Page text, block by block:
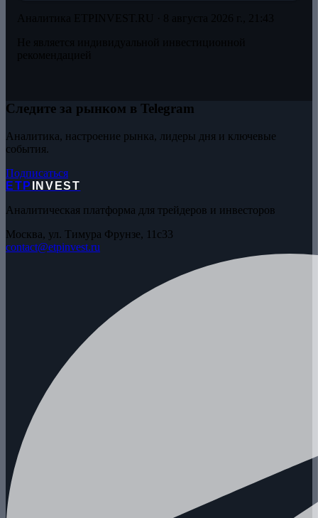
Следите за рынком в Telegram
Аналитика, настроение рынка, лидеры дня и ключевые
события.
Подписаться
ETP
INVEST
Аналитическая платформа для трейдеров и инвесторов
Москва, ул. Тимура Фрунзе, 11с33
contact@etpinvest.ru